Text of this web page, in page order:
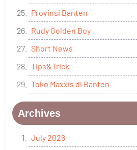
Provinsi Banten
Rudy Golden Boy
Short News
Tips&Trick
Toko Maxxis di Banten
Archives
July 2026